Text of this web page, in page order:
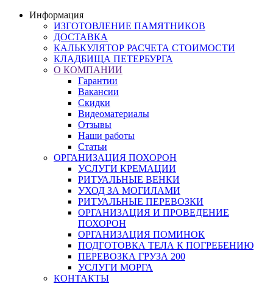
Информация
ИЗГОТОВЛЕНИЕ ПАМЯТНИКОВ
ДОСТАВКА
КАЛЬКУЛЯТОР РАСЧЕТА СТОИМОСТИ
КЛАДБИЩА ПЕТЕРБУРГА
О КОМПАНИИ
Гарантии
Вакансии
Скидки
Видеоматериалы
Отзывы
Наши работы
Статьи
ОРГАНИЗАЦИЯ ПОХОРОН
УСЛУГИ КРЕМАЦИИ
РИТУАЛЬНЫЕ ВЕНКИ
УХОД ЗА МОГИЛАМИ
РИТУАЛЬНЫЕ ПЕРЕВОЗКИ
ОРГАНИЗАЦИЯ И ПРОВЕДЕНИЕ
ПОХОРОН
ОРГАНИЗАЦИЯ ПОМИНОК
ПОДГОТОВКА ТЕЛА К ПОГРЕБЕНИЮ
ПЕРЕВОЗКА ГРУЗА 200
УСЛУГИ МОРГА
КОНТАКТЫ